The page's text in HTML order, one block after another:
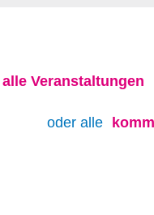
alle Veranstaltungen
oder alle